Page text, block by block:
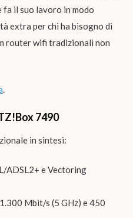
fa il suo lavoro in modo
extra per chi ha bisogno di
router wifi tradizionali non
7490
in sintesi:
ADSL2+ e Vectoring
Mbit/s (5 GHz) e 450